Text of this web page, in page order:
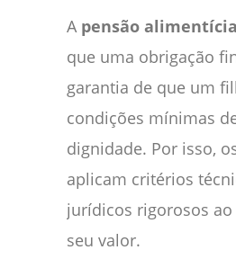
A pensão alimentícia
que uma obrigação
garantia de que um
condições mínimas
dignidade. Por isso,
aplicam critérios
jurídicos rigorosos
seu valor.